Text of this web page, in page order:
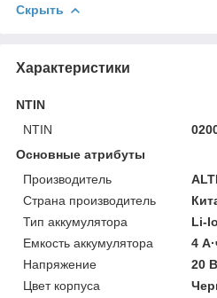
Скрыть
Характеристики
NTIN
NTIN
Основные атрибуты
Производитель
Страна производитель
Тип аккумулятора
Li-
Емкость аккумулятора
4
Напряжение
20 В
Цвет корпуса